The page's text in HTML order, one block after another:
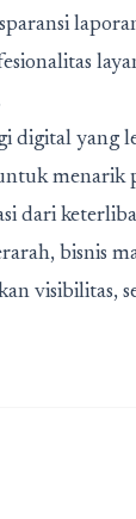
digital yang
menarik
dari
bisnis
visibilitas,